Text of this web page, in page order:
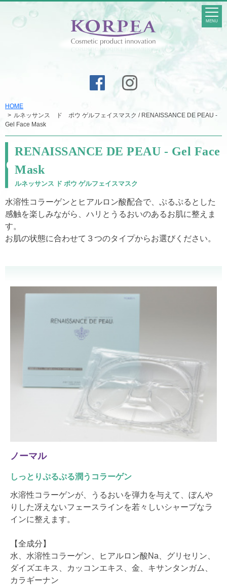
MENU
HOME
ルネッサンス ド ポウ ゲルフェイスマスク / RENAISSANCE DE PEAU -
Gel Face Mask
RENAISSANCE DE PEAU - Gel Face
Mask
ルネッサンス ド ポウ ゲルフェイスマスク
水溶性コラーゲンとヒアルロン酸配合で、ぷるぷるとした
感触を楽しみながら、ハリとうるおいのあるお肌に整えま
す。
お肌の状態に合わせて３つのタイプからお選びください。
ノーマル
しっとりぷるぷる潤うコラーゲン
水溶性コラーゲンが、うるおいを弾力を与えて、ぼんや
りした冴えないフェースラインを若々しいシャープなラ
インに整えます。
【全成分】
水、水溶性コラーゲン、ヒアルロン酸Na、グリセリン、
ダイズエキス、カッコンエキス、金、キサンタンガム、
カラギーナン